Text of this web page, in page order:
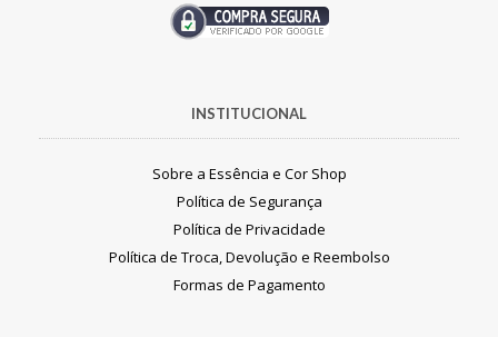
INSTITUCIONAL
Sobre a Essência e Cor Shop
Política de Segurança
Política de Privacidade
Política de Troca, Devolução e Reembolso
Formas de Pagamento